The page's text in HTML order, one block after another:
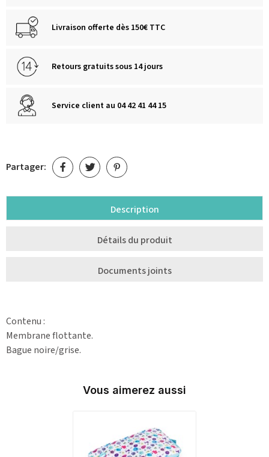
Livraison offerte dès 150€ TTC
Retours gratuits sous 14 jours
Service client au 04 42 41 44 15
Partager:
Description
Détails du produit
Documents joints
Contenu :
Membrane flottante.
Bague noire/grise.
Vous aimerez aussi